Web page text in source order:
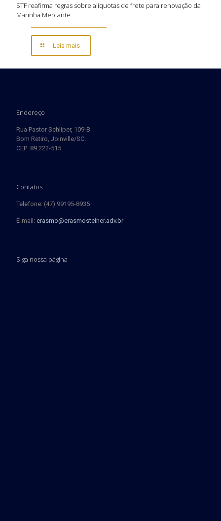
STF reafirma regras sobre alíquotas de frete para renovação da
Marinha Mercante
Leia mais
Endereço
Rua Pastor Schliper, 109-B
Bom Retiro, Joinville/SC.
CEP: 89.222-515.
Contatos
Telefone: (47) 99195-8935
E-mail: erasmo@erasmosteiner.adv.br
Siga nossa página